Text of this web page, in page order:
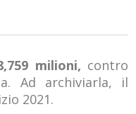
milioni, contro
Ad archiviarla, il
2021.